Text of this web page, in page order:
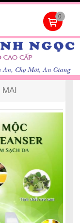
0
MAI